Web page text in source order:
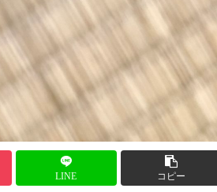
LINE コピー